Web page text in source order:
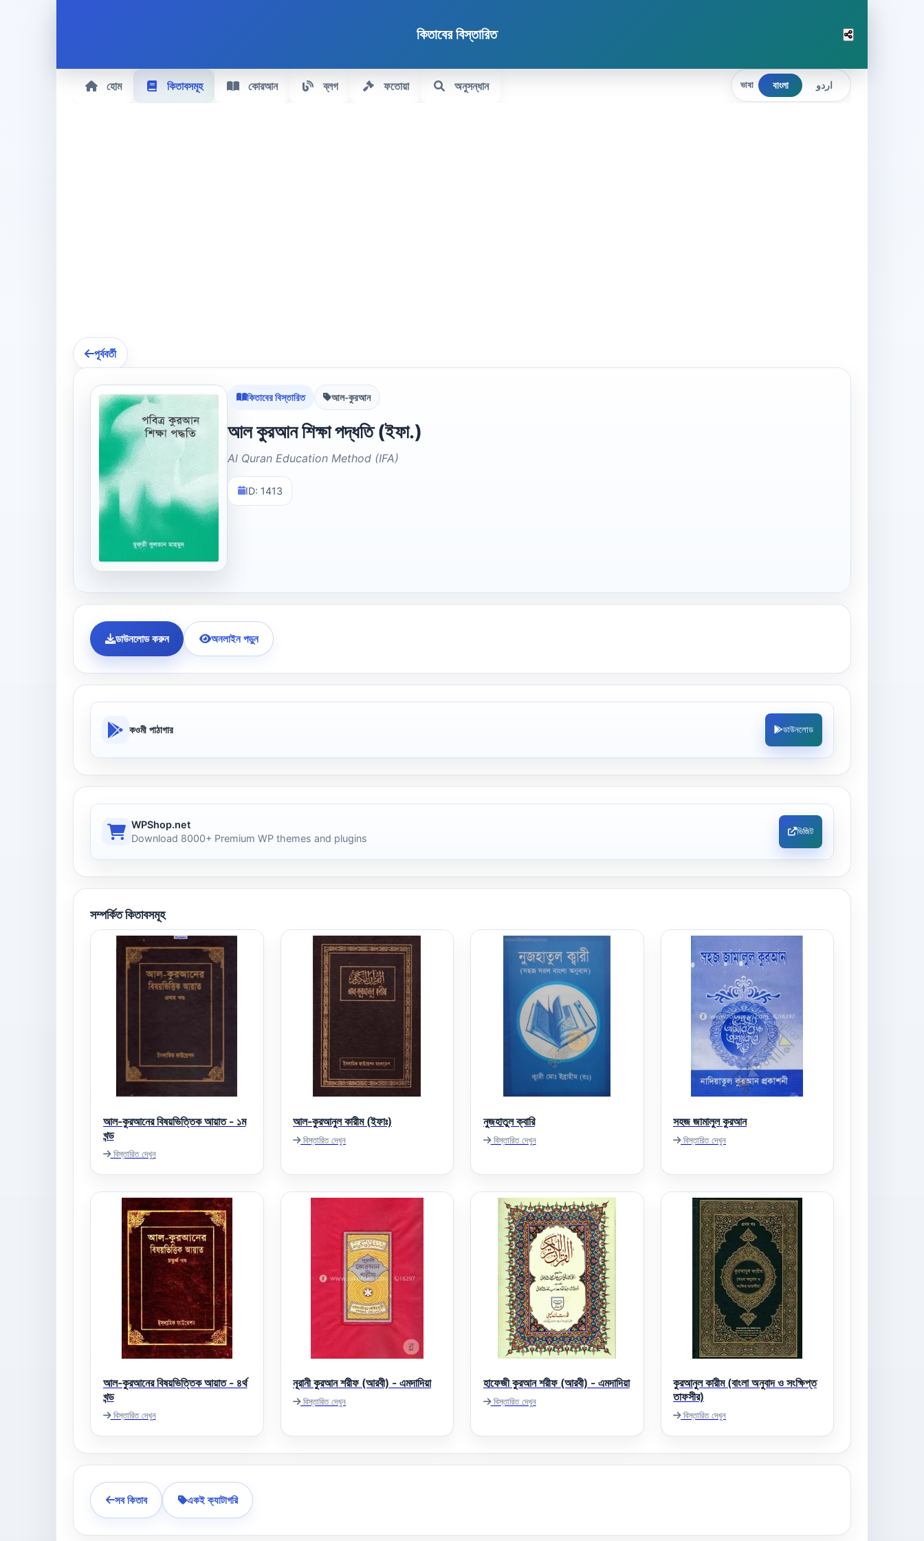
কিতাবের বিস্তারিত
হোম কিতাবসমূহ কোরআন ব্লগ ফতোয়া অনুসন্ধান ভাষা বাংলা اردو
পূর্ববর্তী
কিতাবের বিস্তারিত আল-কুরআন
আল কুরআন শিক্ষা পদ্ধতি (ইফা.)
Al Quran Education Method (IFA)
ID: 1413
ডাউনলোড করুন অনলাইন পড়ুন
কওমী পাঠাগার ডাউনলোড
WPShop.net
Download 8000+ Premium WP themes and plugins
ভিজিট
সম্পর্কিত কিতাবসমূহ
আল-কুরআনের বিষয়ভিত্তিক আয়াত - ১ম
খন্ড
বিস্তারিত দেখুন
আল-কুরআনুল কারীম (ইফাঃ)
বিস্তারিত দেখুন
নুজহাতুল ক্বারি
বিস্তারিত দেখুন
সহজ জামালুল কুরআন
বিস্তারিত দেখুন
আল-কুরআনের বিষয়ভিত্তিক আয়াত - ৪র্থ
খন্ড
বিস্তারিত দেখুন
নূরানী কুরআন শরীফ (আরবী) - এমদাদিয়া
বিস্তারিত দেখুন
হাফেজী কুরআন শরীফ (আরবী) - এমদাদিয়া
বিস্তারিত দেখুন
কুরআনুল কারীম (বাংলা অনুবাদ ও সংক্ষিপ্ত
তাফসীর)
বিস্তারিত দেখুন
সব কিতাব একই ক্যাটাগরি